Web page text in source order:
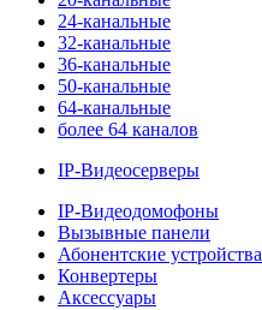
24-канальные
32-канальные
36-канальные
50-канальные
64-канальные
более 64 каналов
IP-Видеосерверы
IP-Видеодомофоны
Вызывные панели
Абонентские устройства
Конвертеры
Аксессуары